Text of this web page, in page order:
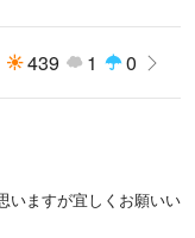
439 1 0
いますが宜しくお願いい